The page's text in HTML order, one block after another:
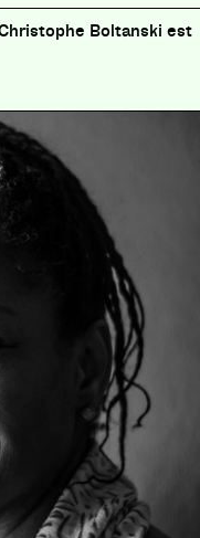
Boltanski est